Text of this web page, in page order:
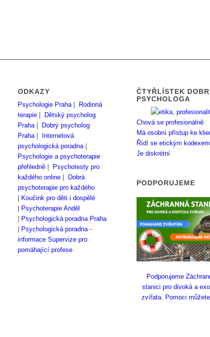
ODKAZY
Psychologie Praha|
Rodinná
terapie
Dětský psycholog
Praha|
Dobrý psycholog
Praha|
Internetová
psychologická poradna|
Psychologie a psychoterapie
přehledně
Psychotesty pro
každého online
Dobrá
psychoterapie pro každého
Koučink pro děti i dospělé
Psychoterapie Anděl
Psychologická poradna Praha
Psychologická poradna -
informace Supervize pro
pomáhající profese
ČTYŘLÍSTEK
PSYCHOLOGA
Chová se profesionálně
Má osobní přístup ke
Řídí se etickým kodexem
Je diskrétní
PODPORUJEME
Podporujeme
stanici pro divoká a
zvířata. Pomoci